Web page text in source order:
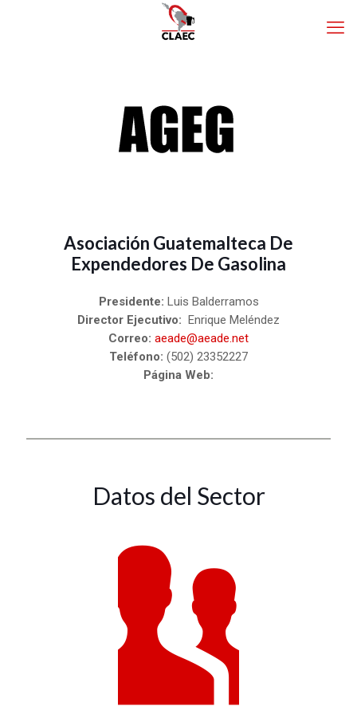
Asociación Guatemalteca De
Expendedores De Gasolina
Presidente: Luis Balderramos
Director Ejecutivo: Enrique Meléndez
Correo: aeade@aeade.net
Teléfono: (502) 23352227
Página Web:
Datos del Sector